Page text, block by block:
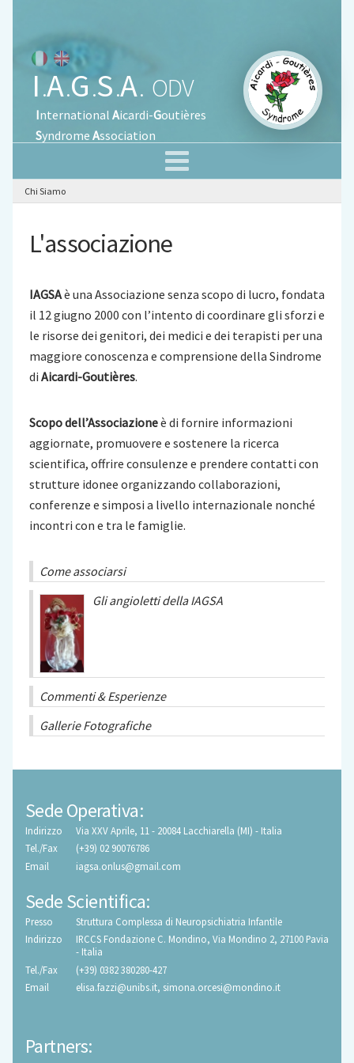
I.A.G.S.A. ODV
International Aicardi-Goutières
Syndrome Association
Chi Siamo
L'associazione
IAGSAè una Associazione senza scopo di lucro, fondata
il 12 giugno 2000 con l’intento di coordinare gli sforzi e
le risorse dei genitori, dei medici e dei terapisti per una
maggiore conoscenza e comprensione della Sindrome
di Aicardi-Goutières.
Scopo dell’Associazioneè di fornire informazioni
aggiornate, promuovere e sostenere la ricerca
scientifica, offrire consulenze e prendere contatti con
strutture idonee organizzando collaborazioni,
conferenze e simposi a livello internazionale nonché
incontri con e tra le famiglie.
Come associarsi
Gli angioletti della IAGSA
Commenti & Esperienze
Gallerie Fotografiche
Sede Operativa:
Indirizzo
Via XXV Aprile, 11 - 20084 Lacchiarella (MI) - Italia
Tel./Fax
(+39) 02 90076786
Email
iagsa.onlus@gmail.com
Sede Scientifica:
Presso
Struttura Complessa di Neuropsichiatria Infantile
Indirizzo
IRCCS Fondazione C. Mondino, Via Mondino 2, 27100 Pavia
- Italia
Tel./Fax
(+39) 0382 380280-427
Email
elisa.fazzi@unibs.it, simona.orcesi@mondino.it
Partners: